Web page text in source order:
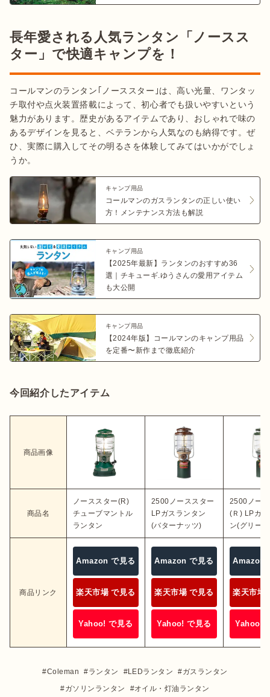
長年愛される人気ランタン「ノースス
ター」で快適キャンプを！
コールマンのランタン｢ノーススター｣は、高い光量、ワンタッ
チ取付や点火装置搭載によって、初心者でも扱いやすいという
魅力があります。歴史があるアイテムであり、おしゃれで味の
あるデザインを見ると、ベテランから人気なのも納得です。ぜ
ひ、実際に購入してその明るさを体験してみてはいかがでしょ
うか。
キャンプ用品
コールマンのガスランタンの正しい使い
方！メンテナンス方法も解説
キャンプ用品
【2025年最新】ランタンのおすすめ36
選｜チキューギ.ゆうさんの愛用アイテム
も大公開
キャンプ用品
【2024年版】コールマンのキャンプ用品
を定番〜新作まで徹底紹介
今回紹介したアイテム
商品画像
商品名
ノーススター(R)
チューブマントル
ランタン
2500ノーススター
LPガスランタン
(バターナッツ)
2500ノー
(Ｒ) LPガ
ン(グリー
商品リンク
Amazon で見る
楽天市場 で見る
Yahoo! で見る
Amazon で見る
楽天市場 で見る
Yahoo! で見る
Amazon
楽天市場
Yahoo!
Coleman ランタン LEDランタン
ガスランタン
ガソリンランタン
オイル・灯油ランタン